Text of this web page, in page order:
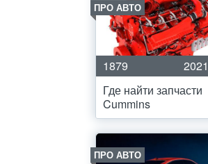
ПРО АВТО
1879
Где найти запчасти
Cummins
ПРО АВТО